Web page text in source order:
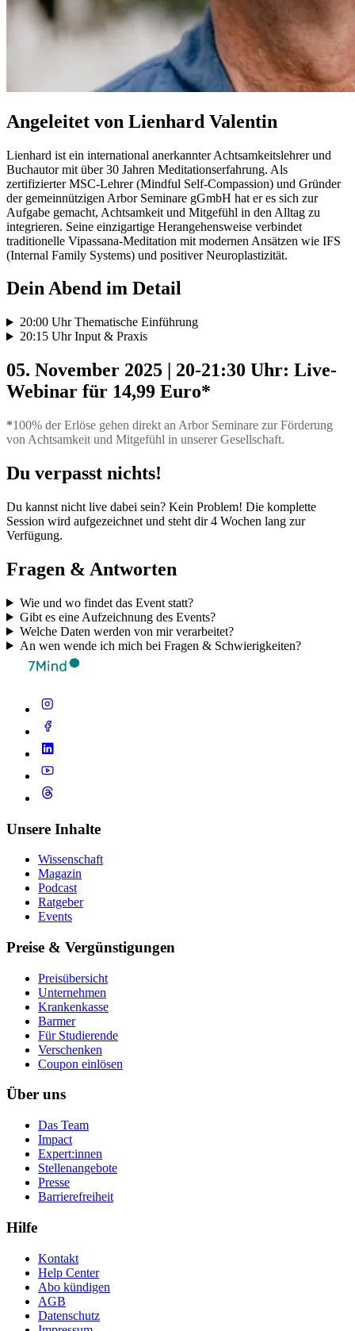
Angeleitet von Lienhard Valentin
Lienhard ist ein international anerkannter Achtsamkeitslehrer und
Buchautor mit über 30 Jahren Meditationserfahrung. Als
zertifizierter MSC-Lehrer (Mindful Self-Compassion) und Gründer
der gemeinnützigen Arbor Seminare gGmbH hat er es sich zur
Aufgabe gemacht, Achtsamkeit und Mitgefühl in den Alltag zu
integrieren. Seine einzigartige Herangehensweise verbindet
traditionelle Vipassana-Meditation mit modernen Ansätzen wie IFS
(Internal Family Systems) und positiver Neuroplastizität.
Dein Abend im Detail
20:00 Uhr Thematische Einführung
20:15 Uhr Input & Praxis
05. November 2025 | 20-21:30 Uhr: Live-
Webinar für 14,99 Euro*
*100% der Erlöse gehen direkt an Arbor Seminare zur Förderung
von Achtsamkeit und Mitgefühl in unserer Gesellschaft.
Du verpasst nichts!
Du kannst nicht live dabei sein? Kein Problem! Die komplette
Session wird aufgezeichnet und steht dir 4 Wochen lang zur
Verfügung.
Fragen & Antworten
Wie und wo findet das Event statt?
Gibt es eine Aufzeichnung des Events?
Welche Daten werden von mir verarbeitet?
An wen wende ich mich bei Fragen & Schwierigkeiten?
Unsere Inhalte
Wissenschaft
Magazin
Podcast
Ratgeber
Events
Preise & Vergünstigungen
Preisübersicht
Unternehmen
Krankenkasse
Barmer
Für Studierende
Ver­schen­ken
Coupon einlösen
Über uns
Das Team
Impact
Expert:innen
Stellenangebote
Presse
Barrierefreiheit
Hilfe
Kontakt
Help Center
Abo kündigen
AGB
Datenschutz